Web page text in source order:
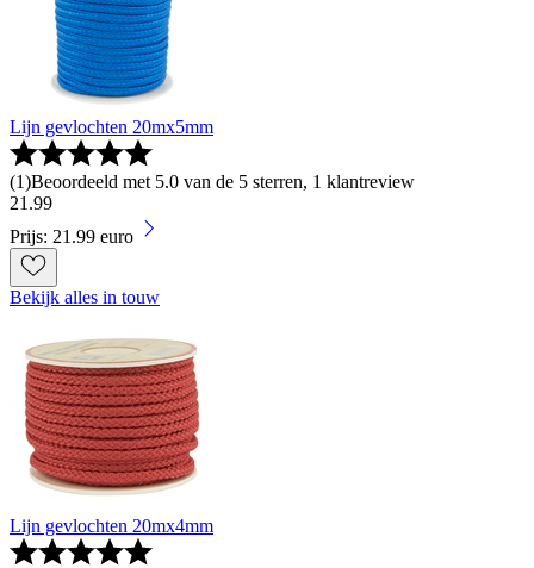
Lijn gevlochten 20mx5mm
(1)Beoordeeld met 5.0 van de 5 sterren, 1 klantreview
21 .99
Prijs: 21.99 euro
Bekijk alles in touw
Lijn gevlochten 20mx4mm